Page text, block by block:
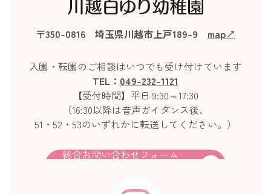
〒350-0816 埼玉県川越市上戸189-9 map↗︎
入園・転園のご相談はいつでも受け付けています
TEL： 049-232-1121
【受付時間】平日 9:30～17:30
（16:30以降は音声ガイダンス後、
51・52・53のいずれかに転送してください。）
総合お問い合わせフォーム